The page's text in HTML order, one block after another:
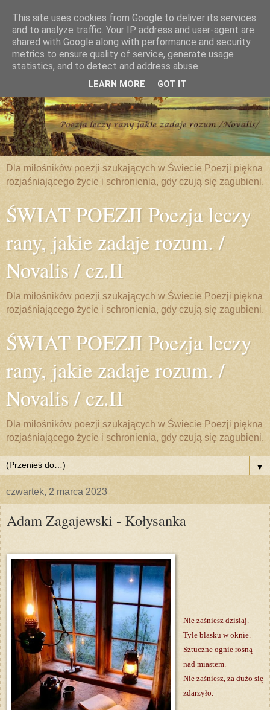
Dla miłośników poezji szukających w Świecie Poezji piękna
rozjaśniającego życie i schronienia, gdy czują się zagubieni.
ŚWIAT POEZJI Poezja leczy
rany, jakie zadaje rozum. /
Novalis / cz.II
Dla miłośników poezji szukających w Świecie Poezji piękna
rozjaśniającego życie i schronienia, gdy czują się zagubieni.
ŚWIAT POEZJI Poezja leczy
rany, jakie zadaje rozum. /
Novalis / cz.II
Dla miłośników poezji szukających w Świecie Poezji piękna
rozjaśniającego życie i schronienia, gdy czują się zagubieni.
▼
czwartek, 2 marca 2023
Adam Zagajewski - Kołysanka
Nie zaśniesz dzisiaj.
Tyle blasku w oknie.
Sztuczne ognie rosną
nad miastem.
Nie zaśniesz, za dużo się
zdarzyło.
This site uses cookies from Google to deliver its services
and to analyze traffic. Your IP address and user-agent are
shared with Google along with performance and security
metrics to ensure quality of service, generate usage
statistics, and to detect and address abuse.
LEARN MORE GOT IT